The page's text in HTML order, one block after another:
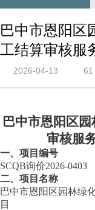
巴中市恩阳区
工结算审核服
2026-04-13 61
巴中市恩阳区
审核服
一、 项目编号
SCQB询价2026-0403
二、 项目名称
巴中市恩阳区园林绿
目